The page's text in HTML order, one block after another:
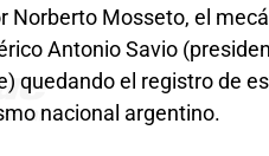
Norberto Mosseto, el
Antonio Savio
quedando el registro de
nacional argentino.